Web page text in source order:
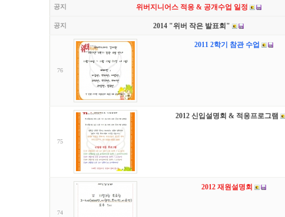
공지 위버지니어스 적응 & 공개수업 일정
공지 2014 "위버 작은 발표회"
76
2011 2학기 참관 수업
75
2012 신입설명회 & 적응프로그램
74
2012 재원설명회